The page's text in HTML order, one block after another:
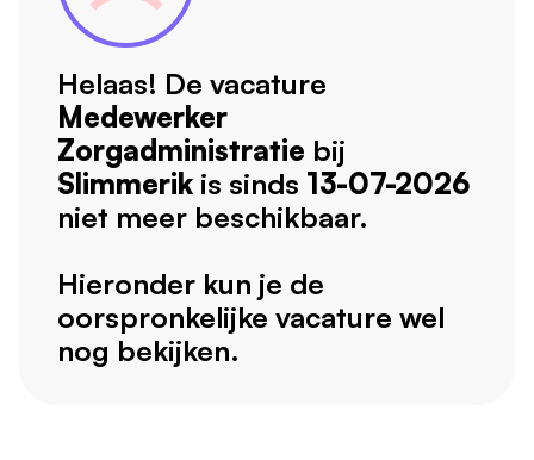
Helaas! De vacature
Medewerker
Zorgadministratie bij
Slimmerik is sinds 13-07-2026
niet meer beschikbaar.
Hieronder kun je de
oorspronkelijke vacature wel
nog bekijken.